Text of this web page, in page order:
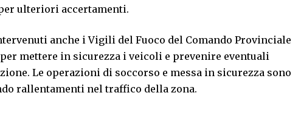
ulteriori accertamenti.
anche i Vigili del Fuoco del Comando Provinciale
mettere in sicurezza i veicoli e prevenire eventuali
Le operazioni di soccorso e messa in sicurezza sono
rallentamenti nel traffico della zona.